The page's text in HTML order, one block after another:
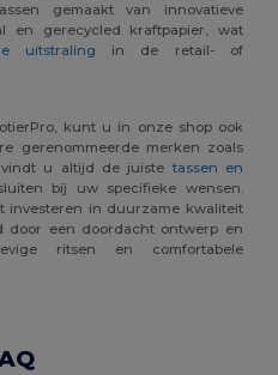
gemaakt van innovatieve
en gerecycled kraftpapier, wat
uitstraling in de retail- of
kunt u in onze shop ook
gerenommeerde merken zoals
u altijd de juiste tassen en
bij uw specifieke wensen.
investeren in duurzame kwaliteit
door een doordacht ontwerp en
ritsen en comfortabele